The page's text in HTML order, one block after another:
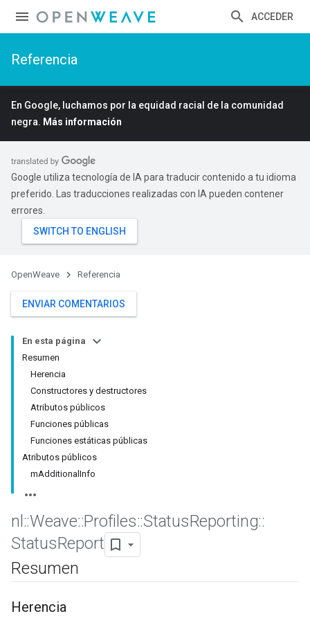
ACCEDER
Referencia
En Google, luchamos por la equidad racial de la comunidad
negra. Más información
Google utiliza tecnología de IA para traducir contenido a tu idioma
preferido. Las traducciones realizadas con IA pueden contener
errores.
OpenWeave Referencia
ENVIAR COMENTARIOS
En esta página
Resumen
Herencia
Constructores y destructores
Atributos públicos
Funciones públicas
Funciones estáticas públicas
Atributos públicos
mAdditionalInfo
nl ::Weave::Profiles::StatusReporting::
StatusReport
Resumen
Herencia